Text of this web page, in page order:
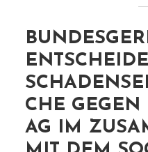
CHE
AG IM